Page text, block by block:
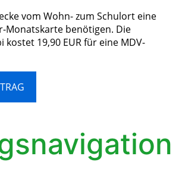
vom Wohn- zum Schulort eine
Monatskarte benötigen. Die
kostet 19,90 EUR für eine MDV-